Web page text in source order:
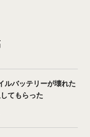
バッテリーが壊れた
てもらった